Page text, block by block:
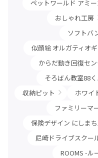
ペットワールド アミ
おしゃれ工房
ソフトバ
似顔絵 オルガティオ
からだ動き回復セ
そろばん教室88
収納ピット
ホワイ
ファミリーマ
保険デザイン にしま
尼崎ドライブスクー
ROOMS -ル